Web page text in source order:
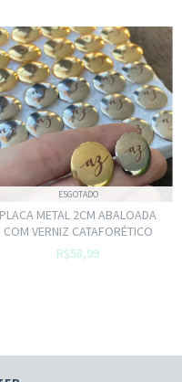
ESGOTADO
PLACA METAL 2CM ABALOADA
COM VERNIZ CATAFORÉTICO
R$58,99